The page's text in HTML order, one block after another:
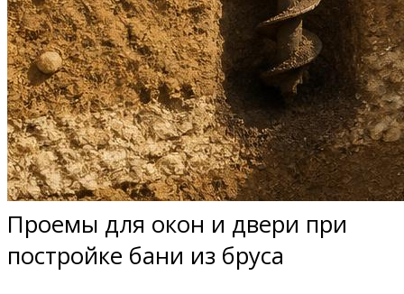
Проемы для окон и двери при
постройке бани из бруса